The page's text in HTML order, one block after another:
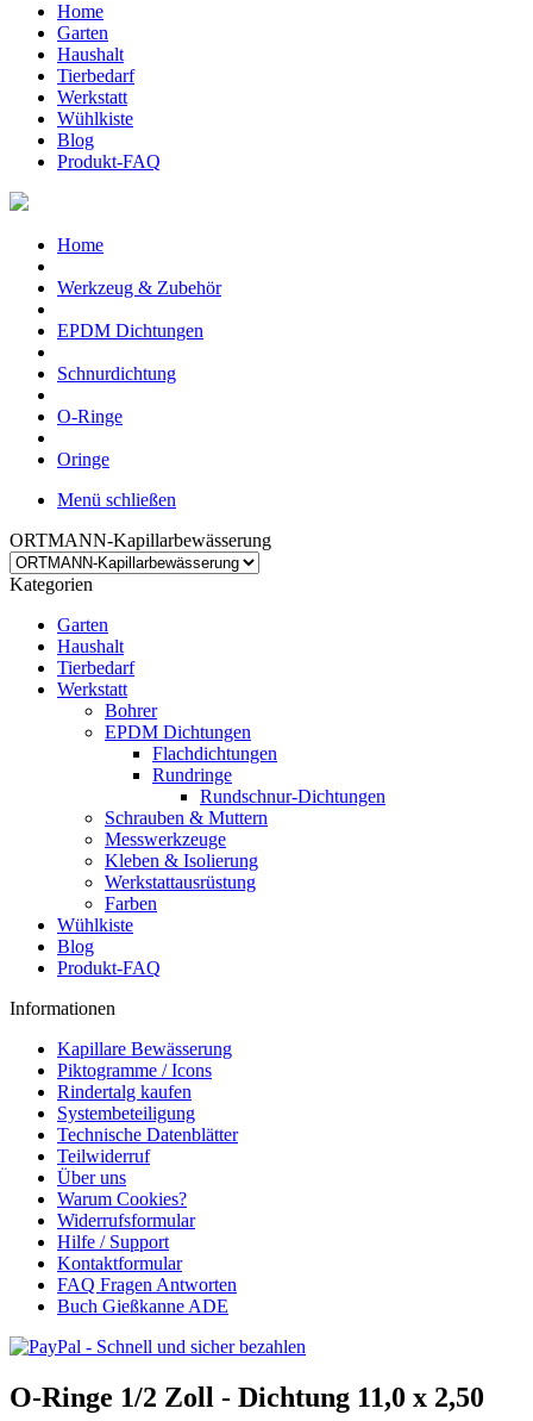
Home
Garten
Haushalt
Tierbedarf
Werkstatt
Wühlkiste
Blog
Produkt-FAQ
Home
Werkzeug & Zubehör
EPDM Dichtungen
Schnurdichtung
O-Ringe
Oringe
Menü schließen
ORTMANN-Kapillarbewässerung
Kategorien
Garten
Haushalt
Tierbedarf
Werkstatt
Bohrer
EPDM Dichtungen
Flachdichtungen
Rundringe
Rundschnur-Dichtungen
Schrauben & Muttern
Messwerkzeuge
Kleben & Isolierung
Werkstattausrüstung
Farben
Wühlkiste
Blog
Produkt-FAQ
Informationen
Kapillare Bewässerung
Piktogramme / Icons
Rindertalg kaufen
Systembeteiligung
Technische Datenblätter
Teilwiderruf
Über uns
Warum Cookies?
Widerrufsformular
Hilfe / Support
Kontaktformular
FAQ Fragen Antworten
Buch Gießkanne ADE
O-Ringe 1/2 Zoll - Dichtung 11,0 x 2,50